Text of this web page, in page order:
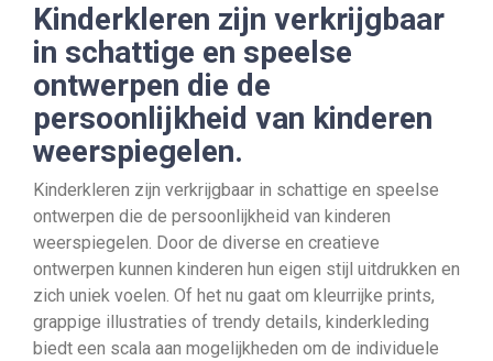
Kinderkleren zijn verkrijgbaar
in schattige en speelse
ontwerpen die de
persoonlijkheid van kinderen
weerspiegelen.
Kinderkleren zijn verkrijgbaar in schattige en speelse
ontwerpen die de persoonlijkheid van kinderen
weerspiegelen. Door de diverse en creatieve
ontwerpen kunnen kinderen hun eigen stijl uitdrukken en
zich uniek voelen. Of het nu gaat om kleurrijke prints,
grappige illustraties of trendy details, kinderkleding
biedt een scala aan mogelijkheden om de individuele